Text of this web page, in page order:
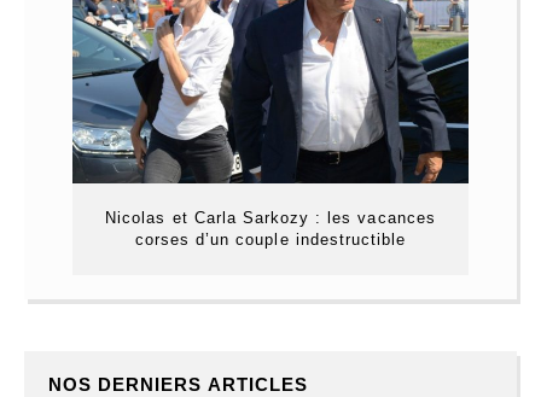
Nicolas et Carla Sarkozy : les vacances
corses d’un couple indestructible
NOS DERNIERS ARTICLES